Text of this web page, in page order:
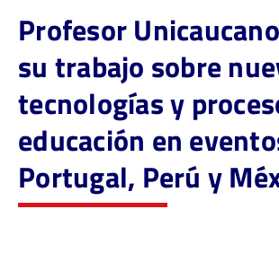
Profesor
su trabajo sobre
tecnologías y
educación en
Portugal, Perú y